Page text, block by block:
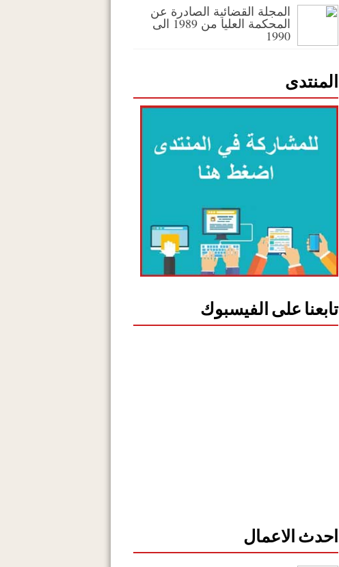
المجلة القضائية الصادرة عن
المحكمة العليا من 1989 الى
1990
المنتدى
تابعنا على الفيسبوك
احدث الاعمال